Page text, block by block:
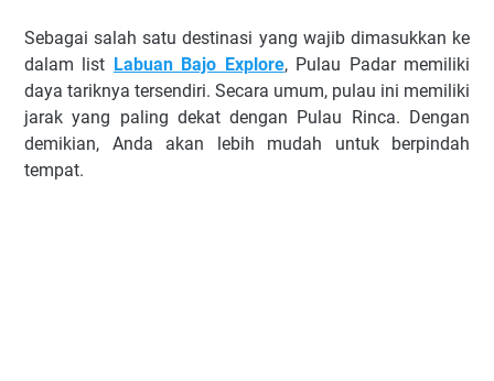
Sebagai salah satu destinasi yang wajib dimasukkan ke
dalam list Labuan Bajo Explore, Pulau Padar memiliki
daya tariknya tersendiri. Secara umum, pulau ini memiliki
jarak yang paling dekat dengan Pulau Rinca. Dengan
demikian, Anda akan lebih mudah untuk berpindah
tempat.